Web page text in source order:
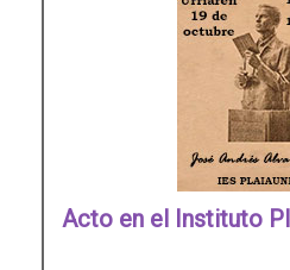
Acto en el Instituto